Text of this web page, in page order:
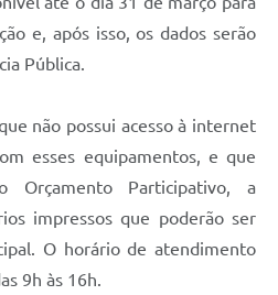
e, após isso, os dados serão
Pública.
não possui acesso à internet
esses equipamentos, e que
Orçamento Participativo, a
impressos que poderão ser
O horário de atendimento
9h às 16h.